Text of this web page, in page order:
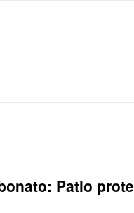
Patio